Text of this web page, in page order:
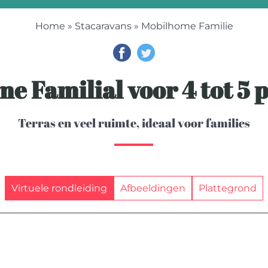
Home » Stacaravans» Mobilhome Familie
Familial voor 4 tot 5
Terras en veel ruimte, ideaal voor families
Virtuele rondleiding Afbeeldingen Plattegrond